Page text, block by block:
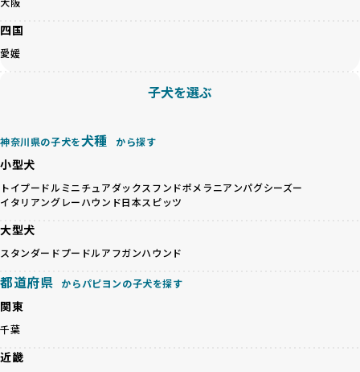
接のヒアリング、現地確認を通じて厳しく評価しています。
このプロセスにより、育成環境や健康管理だけでなく、ブリ
さらに、こうした評価結果は透明性を持って公開されている
ため、どのブリーダーを選んでも安心して子犬をお迎えいた
徹底した透明性こそが、BreederFamiliesの大きな特徴で
BreederFamiliesは、ペット業界が抱える命の大量生産・大
量販売、負担の大きい流通構造、劣悪な飼育環境といった課
を促進することで、無駄な命の消費を減らし、命を大切にす
る社会の実現を目指しています。
人へ寄付しています。多くのペット販売業者が、動物福祉へ
の取り組みが不十分であることを理由に寄付を断られる中、
BreederFamiliesはその姿勢が評価され、寄付が実現してい
ます。この活動により、保護が必要なワンちゃんの救済や保
護活動の支援にも貢献しています。
ちゃんの社会性や基本的なしつけにも悪影響を与える可能性
があります。
優良ブリーダーは、ワンちゃんの健康と幸せを第一に考え、
ことを大切にしています。また、彼らはお迎え先を自身で確
接の引き渡しを基本とします。
一方で、営利優先ブリーダーは、広範囲に販売するためにペ
ットショップやオークションを活用し、子犬の心身への影響
を軽視しがちです。
「ペットショップ等を使わない」の詳細はこちら
近年、「小さくて可愛い」「珍しい毛色」という見た目の特
徴が人気を集め、高値で取引されることが多くなっていま
くありません。極小サイズは骨や心臓に負担がかかりやす
く、レアカラーには遺伝疾患のリスクが高まることがありま
営利優先ブリーダーは、このような流行や需要に応じて無理
な繁殖を行いがちです。小柄な母犬を繁殖に多用して体に負
四国
愛媛
子犬を選ぶ
神奈川県の子犬を犬種 から探す
小型犬
トイプードル ミニチュアダックスフンドポメラニアンパグシーズー
イタリアングレーハウンド日本スピッツ
大型犬
スタンダードプードルアフガンハウンド
都道府県 からパピヨンの子犬を探す
関東
千葉
近畿